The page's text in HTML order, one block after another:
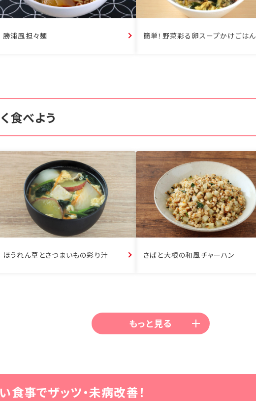
勝浦風担々麺 簡単！野菜彩る卵スープかけごはん
食べよう
ほうれん草とさつまいもの彩り汁 さばと大根の和風チャーハン
もっと見る
食事でザッツ・未病改善！